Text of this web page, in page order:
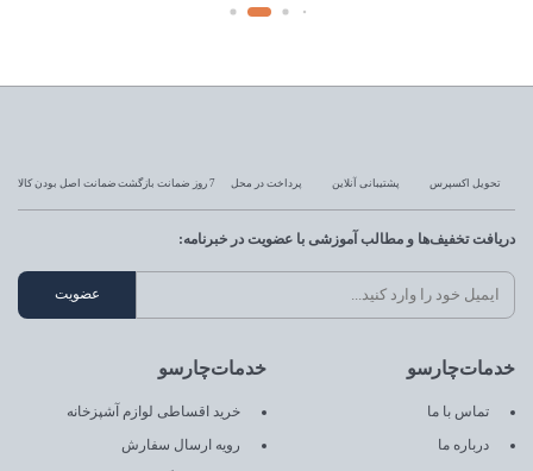
تحویل اکسپرس پشتیبانی آنلاین پرداخت در محل 7 روز ضمانت بازگشت ضمانت اصل بودن کالا
خدمات‌چارسو
تماس با ما
درباره ما
خدمات‌چارسو
خرید اقساطی لوازم آشپزخانه
رویه ارسال سفارش
دریافت تخفیف‌ها و مطالب آموزشی با عضویت در خبرنامه: